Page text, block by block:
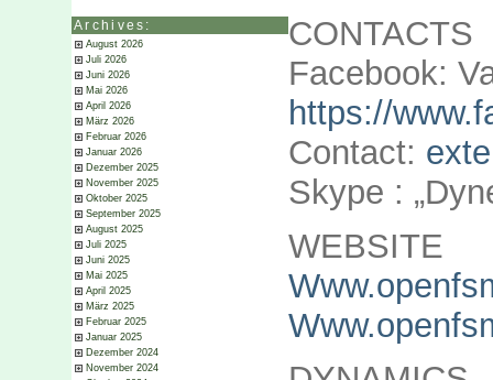
Archives:
August 2026
Juli 2026
Juni 2026
Mai 2026
April 2026
März 2026
Februar 2026
Januar 2026
Dezember 2025
November 2025
Oktober 2025
September 2025
August 2025
Juli 2025
Juni 2025
Mai 2025
April 2025
März 2025
Februar 2025
Januar 2025
Dezember 2024
November 2024
CONTACTS
Facebook:
https://
Contact:
Skype :
WEBSITE